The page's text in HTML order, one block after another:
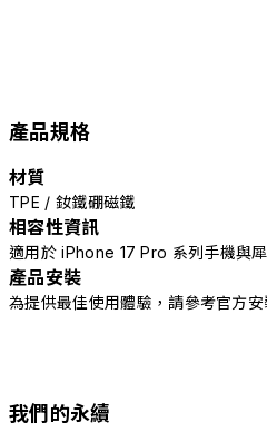
產品規格
材質
TPE / 釹鐵硼磁鐵
相容性資訊
適用於 iPhone 17 Pro 系列手機與
產品安裝
為提供最佳使用體驗，請參考官方安
我們的永續